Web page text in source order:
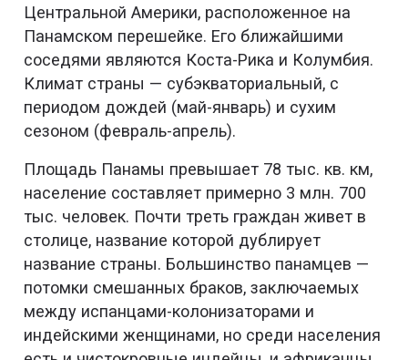
Центральной Америки, расположенное на
Панамском перешейке. Его ближайшими
соседями являются Коста-Рика и Колумбия.
Климат страны — субэкваториальный, с
периодом дождей (май-январь) и сухим
сезоном (февраль-апрель).
Площадь Панамы превышает 78 тыс. кв. км,
население составляет примерно 3 млн. 700
тыс. человек. Почти треть граждан живет в
столице, название которой дублирует
название страны. Большинство панамцев —
потомки смешанных браков, заключаемых
между испанцами-колонизаторами и
индейскими женщинами, но среди населения